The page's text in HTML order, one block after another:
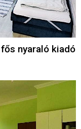
nyaraló kiadó